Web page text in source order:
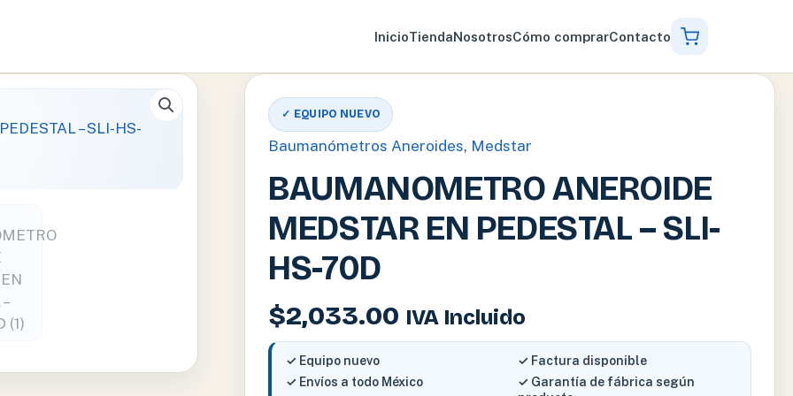
InicioTiendaNosotrosCómo comprarContacto
✓ EQUIPO NUEVO
Baumanómetros Aneroides, Medstar
BAUMANOMETRO ANEROIDE
MEDSTAR EN PEDESTAL – SLI-
HS-70D
$2,033.00 IVA Incluido
✓ Equipo nuevo
✓ Factura disponible
✓ Envíos a todo México
✓ Garantía de fábrica según